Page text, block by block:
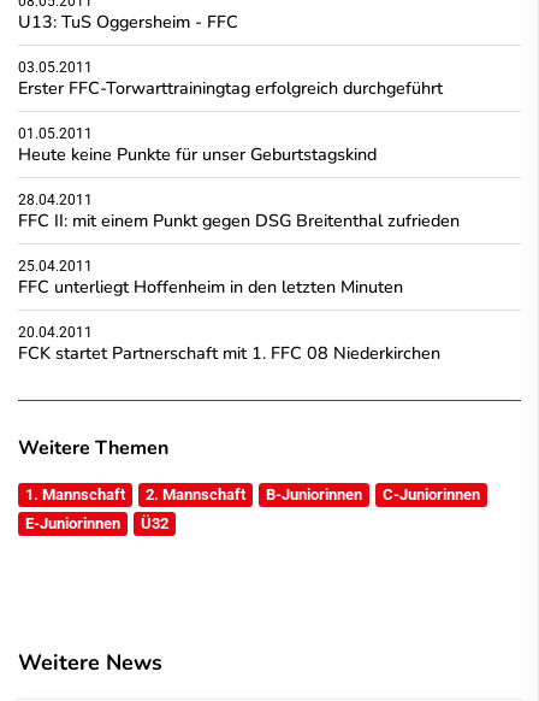
U13: TuS Oggersheim - FFC
03.05.2011
Erster FFC-Torwarttrainingtag erfolgreich durchgeführt
01.05.2011
Heute keine Punkte für unser Geburtstagskind
28.04.2011
FFC II: mit einem Punkt gegen DSG Breitenthal zufrieden
25.04.2011
FFC unterliegt Hoffenheim in den letzten Minuten
20.04.2011
FCK startet Partnerschaft mit 1. FFC 08 Niederkirchen
Weitere Themen
1. Mannschaft 2. Mannschaft B-Juniorinnen
C-Juniorinnen
E-Juniorinnen
Ü32
Weitere News